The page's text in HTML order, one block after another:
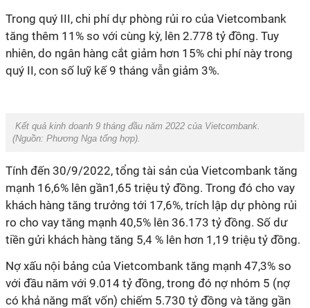
Trong quý III, chi phí dự phòng rủi ro của Vietcombank
tăng thêm 11% so với cùng kỳ, lên 2.778 tỷ đồng. Tuy
nhiên, do ngân hàng cắt giảm hơn 15% chi phí này trong
quý II, con số luỹ kế 9 tháng vẫn giảm 3%.
Kết quả kinh doanh 9 tháng đầu năm 2022 của Vietcombank.
(Nguồn: Phương Nga tổng hợp).
Tính đến 30/9/2022, tổng tài sản của Vietcombank tăng
mạnh 16,6% lên gần1,65 triệu tỷ đồng. Trong đó cho vay
khách hàng tăng trưởng tới 17,6%, trích lập dự phòng rủi
ro cho vay tăng mạnh 40,5% lên 36.173 tỷ đồng. Số dư
tiền gửi khách hàng tăng 5,4 % lên hơn 1,19 triệu tỷ đồng.
Nợ xấu nội bảng của Vietcombank tăng mạnh 47,3% so
với đầu năm với 9.014 tỷ đồng, trong đó nợ nhóm 5 (nợ
có khả năng mất vốn) chiếm 5.730 tỷ đồng và tăng gần